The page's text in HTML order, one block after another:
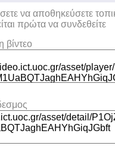
να αποθηκεύσετε
πρώτα να συνδεθείτε